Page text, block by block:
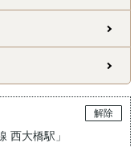
解除
西大橋駅 」